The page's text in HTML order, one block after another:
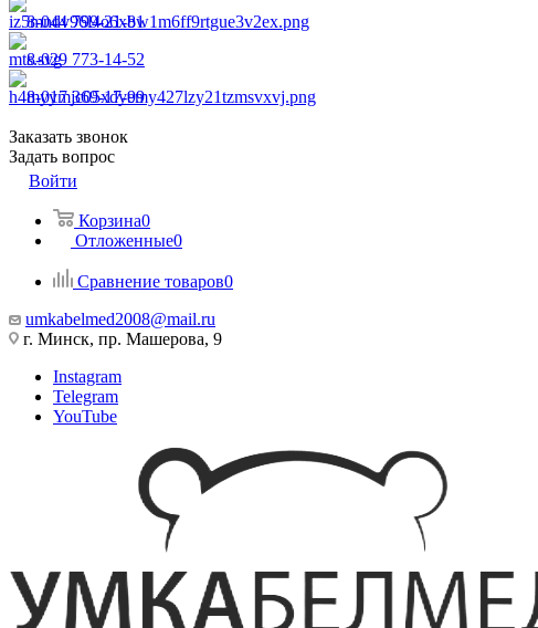
8-044 799-21-81
8-029 773-14-52
8-017 369-17-99
Заказать звонок
Задать вопрос
Войти
Корзина0
Отложенные0
Сравнение товаров0
umkabelmed2008@mail.ru
г. Минск, пр. Машерова, 9
Instagram
Telegram
YouTube